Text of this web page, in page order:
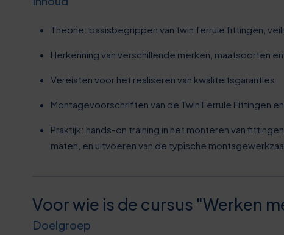
Theorie: basisbegrippen van twin ferrule fittingen,
Herkenning van verschillende merken, maatsoorten
Vereisten voor het realiseren van kwaliteitsgaranties
Montagevoorschriften van de Twin Ferrule Fittingen
Praktijk: hands-on training in het monteren van
maten, en uitvoeren van de typische
Voor wie is de cursus "Werken
Doelgroep
6
9
2
6
9
2
2
2
3
4
4
5
0
6
1
6
1
6
2
3
4
5
6
7